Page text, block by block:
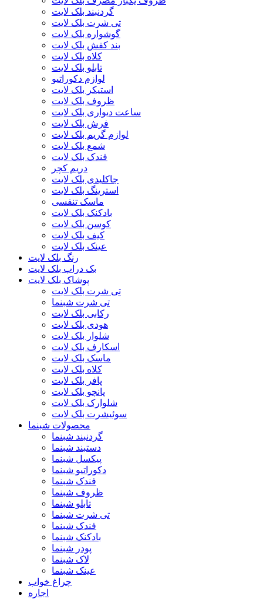
گردنبند بلک لایت
تی شرت بلک لایت
گوشواره بلک لایت
بند کفش بلک لایت
کلاه بلک لایت
تابلو بلک لایت
لوازم دکوراتیو
استیکر بلک لایت
ظروف بلک لایت
ساعت دیواری بلک لایت
فرش بلک لایت
لوازم گریم بلک لایت
شمع بلک لایت
فندک بلک لایت
دریم کچر
جاکلیدی بلک لایت
استرینگ بلک لایت
ماسک تنفسی
بادکنک بلک لایت
کوسن بلک لایت
کیف بلک لایت
عینک بلک لایت
رنگ بلک لایت
بک دراپ بلک لایت
پوشاک بلک لایت
تی شرت بلک لایت
تی شرت شبنما
رکابی بلک لایت
هودی بلک لایت
شلوار بلک لایت
اسکارف بلک لایت
ماسک بلک لایت
کلاه بلک لایت
پافر بلک لایت
پانچو بلک لایت
شلوارک بلک لایت
سوئیشرت بلک لایت
محصولات شبنما
گردنبند شبنما
دستبند شبنما
پیکسل شبنما
دکوراتیو شبنما
فندک شبنما
ظروف شبنما
تابلو شبنما
تی شرت شبنما
فندک شبنما
بادکنک شبنما
پودر شبنما
لاک شبنما
عینک شبنما
چراغ خواب
اجاره